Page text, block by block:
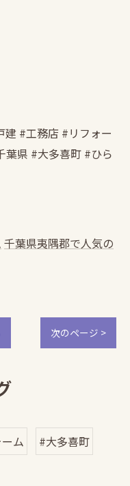
#工務店 #リフォー
葉県 #大多喜町 #ひら
千葉県夷隅郡で人気の
次のページ >
ム #大多喜町